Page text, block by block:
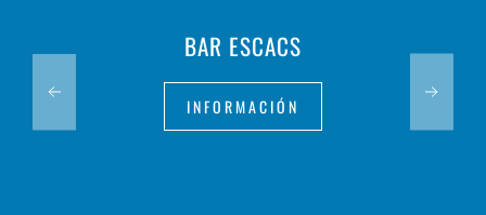
BAR ESCACS
INFORMACIÓN